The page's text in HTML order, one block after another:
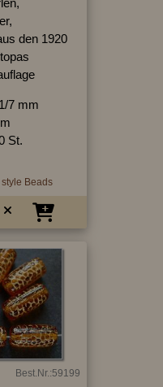
den 1920
7 mm
St.
Beads
Best.Nr.:59199